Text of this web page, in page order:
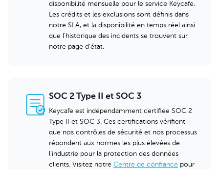
disponibilité mensuelle pour le service Keycafe.
Les crédits et les exclusions sont définis dans
notre SLA, et la disponibilité en temps réel ainsi
que l'historique des incidents se trouvent sur
notre page d'état.
SOC 2 Type II et SOC 3
Keycafe est indépendamment certifiée SOC 2
Type II et SOC 3. Ces certifications vérifient
que nos contrôles de sécurité et nos processus
répondent aux normes les plus élevées de
l'industrie pour la protection des données
clients. Visitez notre Centre de confiance pour